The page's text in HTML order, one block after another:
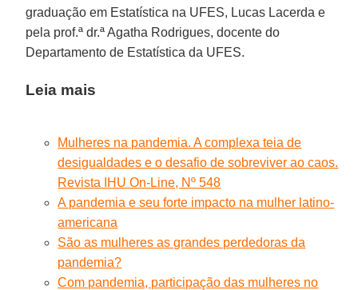
graduação em Estatística na UFES, Lucas Lacerda e
pela prof.ª dr.ª Agatha Rodrigues, docente do
Departamento de Estatística da UFES.
Leia mais
Mulheres na pandemia. A complexa teia de
desigualdades e o desafio de sobreviver ao caos.
Revista IHU On-Line, Nº 548
A pandemia e seu forte impacto na mulher latino-
americana
São as mulheres as grandes perdedoras da
pandemia?
Com pandemia, participação das mulheres no